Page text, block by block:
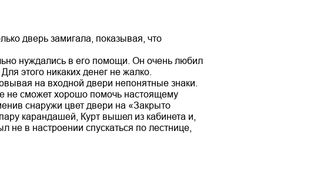
дверь замигала, показывая, что
нуждались в его помощи. Он очень любил
этого никаких денег не жалко.
на входной двери непонятные знаки.
не сможет хорошо помочь настоящему
снаружи цвет двери на «Закрыто
карандашей, Курт вышел из кабинета и,
в настроении спускаться по лестнице,